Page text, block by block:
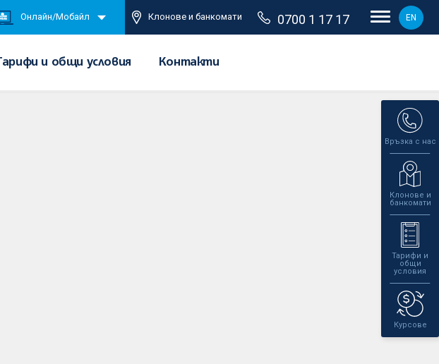
Онлайн/Мобайл Клонове и банкомати 0700 1 17 17 EN
Тарифи и общи условия Контакти
Връзка с нас
Клонове и
банкомати
Тарифи и
общи
условия
Курсове